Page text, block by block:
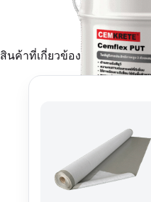
สินค้าที่เกี่ยวข้อง